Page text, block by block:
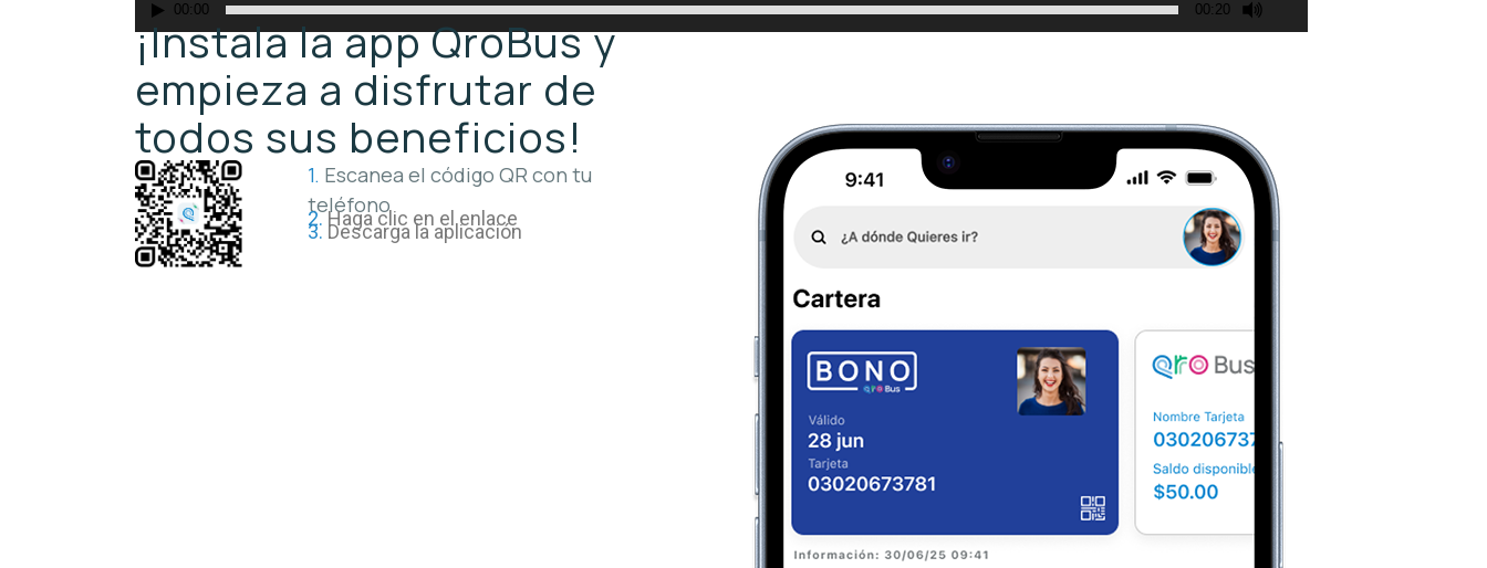
00:00 00:20
¡Instala la app QroBus y
empieza a disfrutar de
todos sus beneficios!
1. Escanea el código QR con tu
teléfono
2.Haga clic en el enlace
3. Descarga la aplicación